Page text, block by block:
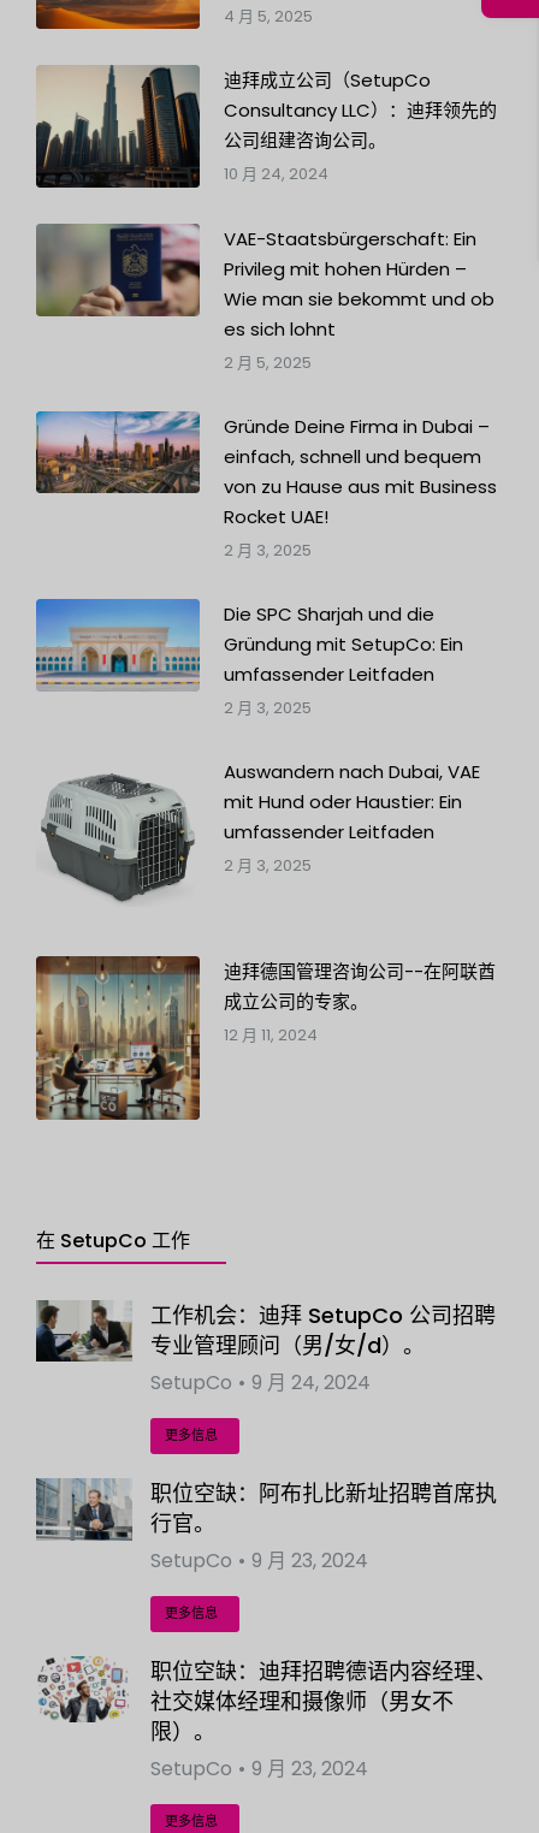
4 月 5, 2025
迪拜成立公司（SetupCo
Consultancy LLC）：迪拜领先的
公司组建咨询公司。
10 月 24, 2024
VAE-Staatsbürgerschaft: Ein
Privileg mit hohen Hürden –
Wie man sie bekommt und ob
es sich lohnt
2 月 5, 2025
Gründe Deine Firma in Dubai –
einfach, schnell und bequem
von zu Hause aus mit Business
Rocket UAE!
2 月 3, 2025
Die SPC Sharjah und die
Gründung mit SetupCo: Ein
umfassender Leitfaden
2 月 3, 2025
Auswandern nach Dubai, VAE
mit Hund oder Haustier: Ein
umfassender Leitfaden
2 月 3, 2025
迪拜德国管理咨询公司--在阿联酋
成立公司的专家。
12 月 11, 2024
在 SetupCo 工作
工作机会：迪拜 SetupCo 公司招聘
专业管理顾问（男/女/d）。
SetupCo 9 月 24, 2024
更多信息
职位空缺：阿布扎比新址招聘首席执
行官。
SetupCo 9 月 23, 2024
更多信息
职位空缺：迪拜招聘德语内容经理、
社交媒体经理和摄像师（男女不
限）。
SetupCo 9 月 23, 2024
更多信息